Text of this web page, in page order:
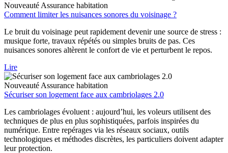
Nouveauté Assurance habitation
Comment limiter les nuisances sonores du voisinage ?
Le bruit du voisinage peut rapidement devenir une source de stress :
musique forte, travaux répétés ou simples bruits de pas. Ces
nuisances sonores altèrent le confort de vie et perturbent le repos.
Lire
Nouveauté Assurance habitation
Sécuriser son logement face aux cambriolages 2.0
Les cambriolages évoluent : aujourd’hui, les voleurs utilisent des
techniques de plus en plus sophistiquées, parfois inspirées du
numérique. Entre repérages via les réseaux sociaux, outils
technologiques et méthodes discrètes, les particuliers doivent adapter
leur protection.